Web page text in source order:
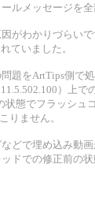
ルメッセージを
がわかりづらい
ていました。
題をArtTips側で処
）上で
態でフラッシュ
りません。
どで埋め込み動
ドでの修正前の